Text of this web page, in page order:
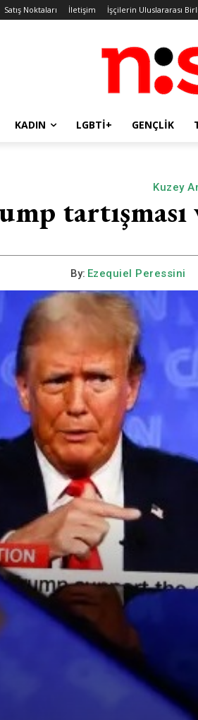
Satış Noktaları İletişim İşçilerin Uluslararası
KADIN LGBTİ+ GENÇLIK
Kuzey
By: Ezequiel Peressini